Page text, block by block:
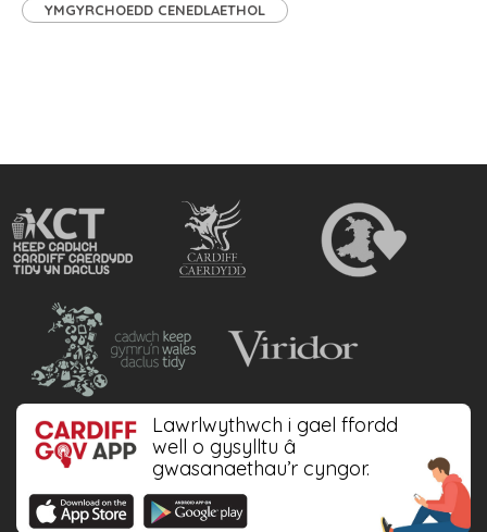
YMGYRCHOEDD CENEDLAETHOL
Lawrlwythwch i gael ffordd
well o gysylltu â
gwasanaethau’r cyngor.